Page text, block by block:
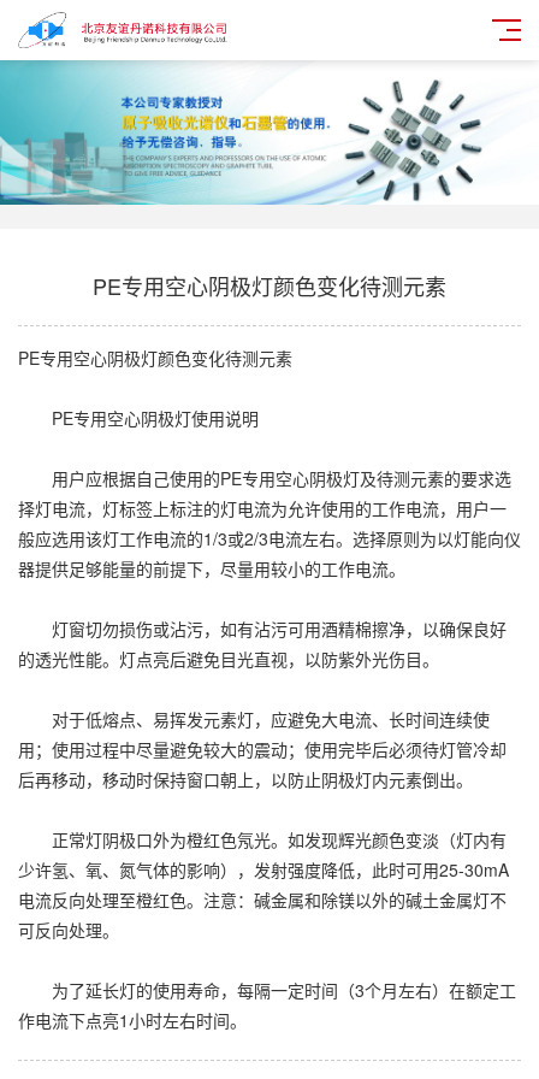
PE专用空心阴极灯颜色变化待测元素
PE专用空心阴极灯颜色变化待测元素
PE专用空心阴极灯使用说明
用户应根据自己使用的PE专用空心阴极灯及待测元素的要求选
择灯电流，灯标签上标注的灯电流为允许使用的工作电流，用户一
般应选用该灯工作电流的1/3或2/3电流左右。选择原则为以灯能向仪
器提供足够能量的前提下，尽量用较小的工作电流。
灯窗切勿损伤或沾污，如有沾污可用酒精棉擦净，以确保良好
的透光性能。灯点亮后避免目光直视，以防紫外光伤目。
对于低熔点、易挥发元素灯，应避免大电流、长时间连续使
用；使用过程中尽量避免较大的震动；使用完毕后必须待灯管冷却
后再移动，移动时保持窗口朝上，以防止阴极灯内元素倒出。
正常灯阴极口外为橙红色氖光。如发现辉光颜色变淡（灯内有
少许氢、氧、氮气体的影响），发射强度降低，此时可用25-30mA
电流反向处理至橙红色。注意：碱金属和除镁以外的碱土金属灯不
可反向处理。
为了延长灯的使用寿命，每隔一定时间（3个月左右）在额定工
作电流下点亮1小时左右时间。